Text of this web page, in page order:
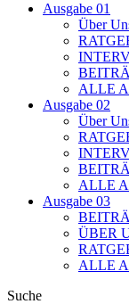
Ausgabe 01
Über
ALLE
Ausgabe 02
Über
ALLE
Ausgabe 03
ÜBER
ALLE
Suche